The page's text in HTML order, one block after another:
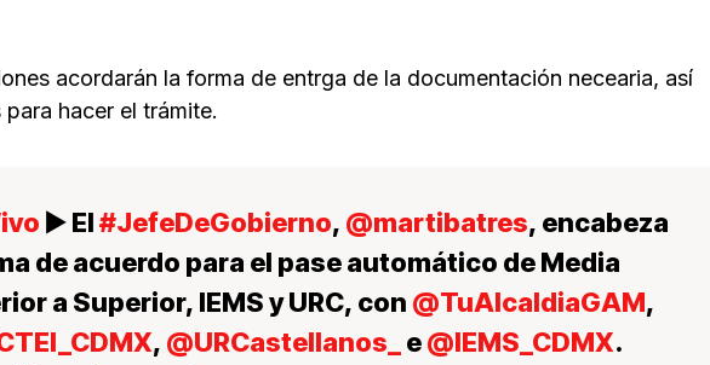
acordarán la forma de entrga de la documentación necearia, así
hacer el trámite.
▶️ El#JefeDeGobierno, @martibatres, encabeza
de acuerdo para el pase automático de Media
a Superior, IEMS y URC, con @TuAlcaldiaGAM,
, @URCastellanos_ e@IEMS_CDMX.